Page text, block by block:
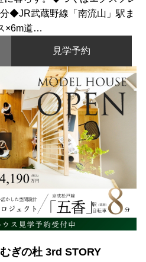
◆JR武蔵野線「南流山」駅ま
×6m道…
見学予約
ぎの杜 3rd STORY